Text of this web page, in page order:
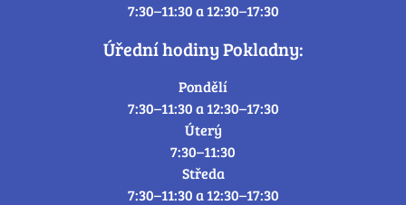
7:30–11:30 a 12:30–17:30
Úřední hodiny Pokladny:
Pondělí
7:30–11:30 a 12:30–17:30
Úterý
7:30–11:30
Středa
7:30–11:30 a 12:30–17:30